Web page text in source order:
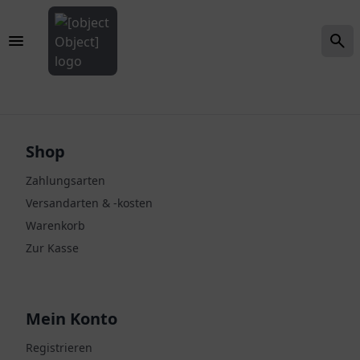
Shop
Zahlungsarten
Versandarten & -kosten
Warenkorb
Zur Kasse
Mein Konto
Registrieren